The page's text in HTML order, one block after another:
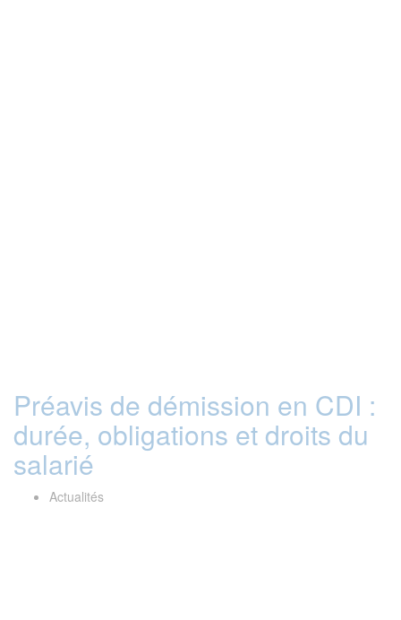
Préavis de démission en CDI :
durée, obligations et droits du
salarié
Actualités